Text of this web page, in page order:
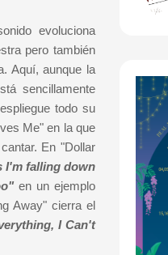
evoluciona
pero también
Aquí, aunque la
sencillamente
todo su
Me" en la que
En "Dollar
I'm falling down
en un ejemplo
Away" cierra el
I Can't